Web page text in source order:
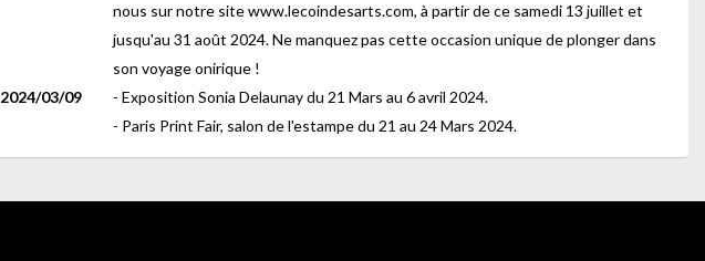
nous sur notre site www.lecoindesarts.com, à partir de ce samedi 13 juillet et
jusqu'au 31 août 2024. Ne manquez pas cette occasion unique de plonger dans
son voyage onirique !
2024/03/09
- Exposition Sonia Delaunay du 21 Mars au 6 avril 2024.
- Paris Print Fair, salon de l'estampe du 21 au 24 Mars 2024.